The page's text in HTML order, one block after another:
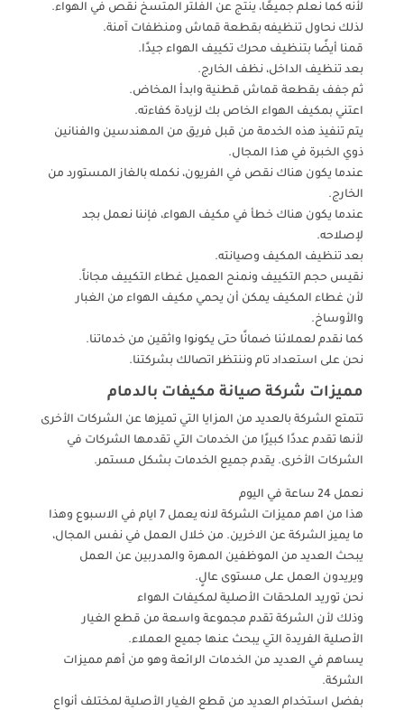
لأنه كما نعلم جميعًا، ينتج عن الفلتر المتسخ نقص في الهواء.
لذلك نحاول تنظيفه بقطعة قماش ومنظفات آمنة.
قمنا أيضًا بتنظيف محرك تكييف الهواء جيدًا.
بعد تنظيف الداخل، نظف الخارج.
ثم جفف بقطعة قماش قطنية وابدأ المخاض.
اعتني بمكيف الهواء الخاص بك لزيادة كفاءته.
يتم تنفيذ هذه الخدمة من قبل فريق من المهندسين والفنانين
ذوي الخبرة في هذا المجال.
عندما يكون هناك نقص في الفريون، نكمله بالغاز المستورد من
الخارج.
عندما يكون هناك خطأ في مكيف الهواء، فإننا نعمل بجد
لإصلاحه.
بعد تنظيف المكيف وصيانته.
نقيس حجم التكييف ونمنح العميل غطاء التكييف مجاناً.
لأن غطاء المكيف يمكن أن يحمي مكيف الهواء من الغبار
والأوساخ.
كما نقدم لعملائنا ضمانًا حتى يكونوا واثقين من خدماتنا.
نحن على استعداد تام وننتظر اتصالك بشركتنا.
مميزات شركة صيانة مكيفات بالدمام
تتمتع الشركة بالعديد من المزايا التي تميزها عن الشركات الأخرى
لأنها تقدم عددًا كبيرًا من الخدمات التي تقدمها الشركات في
الشركات الأخرى. يقدم جميع الخدمات بشكل مستمر.
نعمل 24 ساعة في اليوم
هذا من اهم مميزات الشركة لانه يعمل 7 ايام في الاسبوع وهذا
ما يميز الشركة عن الاخرين. من خلال العمل في نفس المجال،
يبحث العديد من الموظفين المهرة والمدربين عن العمل
ويريدون العمل على مستوى عالٍ.
نحن توريد الملحقات الأصلية لمكيفات الهواء
وذلك لأن الشركة تقدم مجموعة واسعة من قطع الغيار
الأصلية الفريدة التي يبحث عنها جميع العملاء.
يساهم في العديد من الخدمات الرائعة وهو من أهم مميزات
الشركة.
بفضل استخدام العديد من قطع الغيار الأصلية لمختلف أنواع